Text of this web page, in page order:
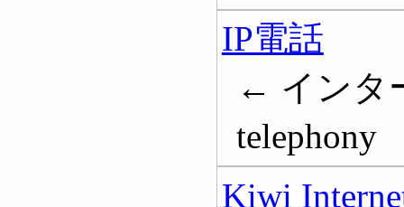
IP電話
← インタ
telephony
Kiwi